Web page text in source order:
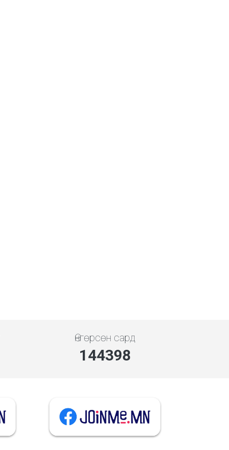
Өнгөрсөн сард
144398